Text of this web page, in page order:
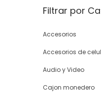
Filtrar por
Accesorios
Accesorios de
Audio y Video
Cajon monedero